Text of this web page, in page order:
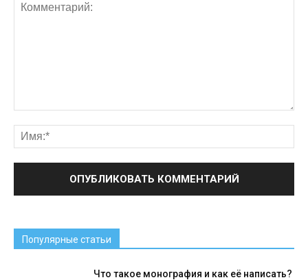
Популярные статьи
Что такое монография и как её написать?